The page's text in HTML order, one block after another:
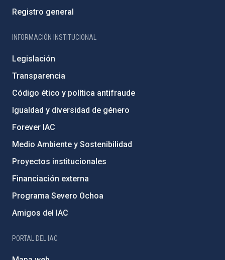
Registro general
INFORMACIÓN INSTITUCIONAL
Legislación
Transparencia
Código ético y política antifraude
Igualdad y diversidad de género
Forever IAC
Medio Ambiente y Sostenibilidad
Proyectos institucionales
Financiación externa
Programa Severo Ochoa
Amigos del IAC
PORTAL DEL IAC